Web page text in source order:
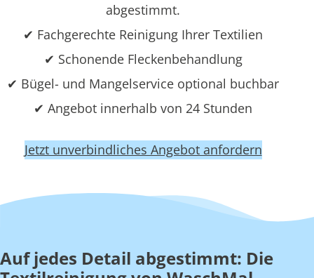
abgestimmt.
✔ Fachgerechte Reinigung Ihrer Textilien
✔ Schonende Fleckenbehandlung
✔ Bügel- und Mangelservice optional buchbar
✔ Angebot innerhalb von 24 Stunden
Jetzt unverbindliches Angebot anfordern
Auf jedes Detail abgestimmt: Die